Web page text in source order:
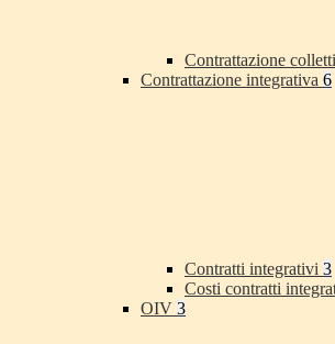
Contrattazione
Contrattazione integrativa 6
Contratti integrativi 3
Costi contratti
OIV 3